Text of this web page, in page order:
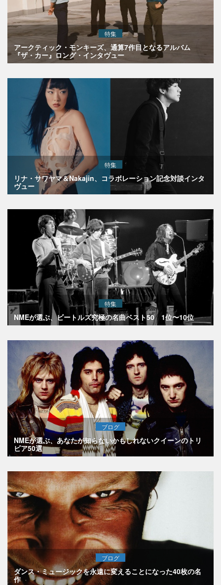
特集
アークティック・モンキーズ、通算7作目となるアルバム
『ザ・カー』ロング・インタヴュー
特集
リナ・サワヤマ＆Nakajin、コラボレーション記念対談インタ
ヴュー
特集
NMEが選ぶ、ビートルズ究極の名曲ベスト50 1位〜10位
ブログ
NMEが選ぶ、あなたが知らないかもしれないクイーンのトリ
ビア50選
ブログ
ダンス・ミュージックを永遠に変えることになった40枚の名
作